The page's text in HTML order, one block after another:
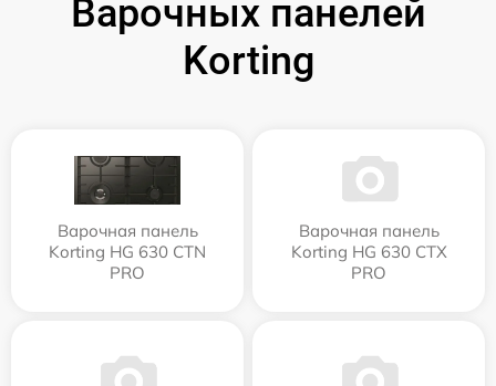
Варочных панелей
Korting
Варочная панель
Korting HG 630 CTN
PRO
Варочная панель
Korting HG 630 CTX
PRO